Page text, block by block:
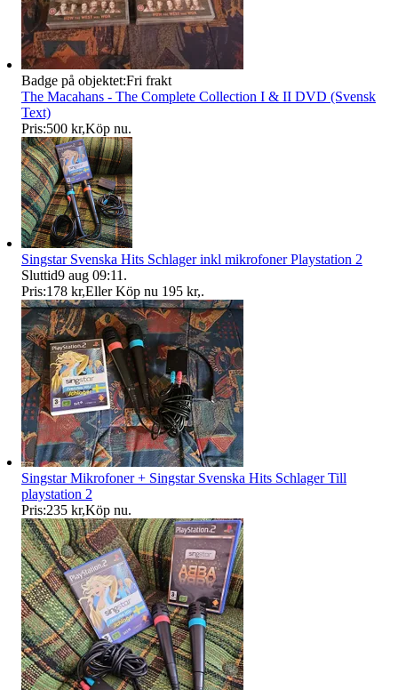
Badge på objektet:Fri frakt
The Macahans - The Complete Collection I & II DVD (Svensk
Text)
Pris:500 kr,Köp nu.
Singstar Svenska Hits Schlager inkl mikrofoner Playstation 2
Sluttid9 aug 09:11 .
Pris:178 kr,Eller Köp nu 195 kr,.
Singstar Mikrofoner + Singstar Svenska Hits Schlager Till
playstation 2
Pris:235 kr,Köp nu.